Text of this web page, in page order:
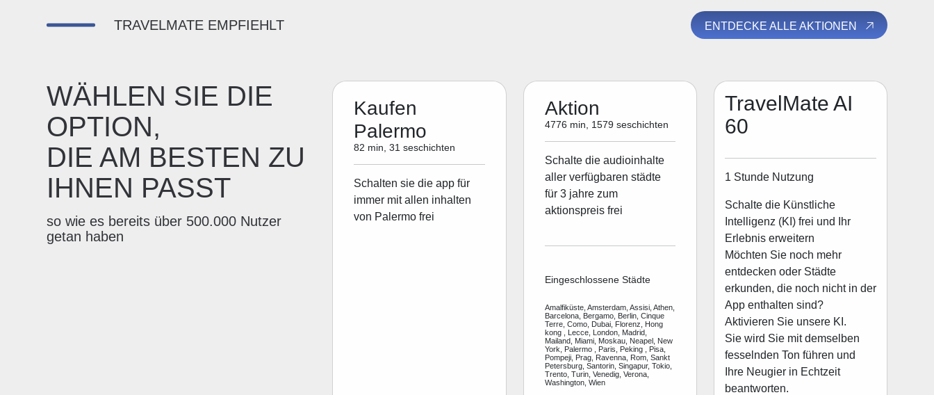
TRAVELMATE EMPFIEHLT ENTDECKE ALLE AKTIONEN
WÄHLEN SIE DIE
OPTION,
DIE AM BESTEN ZU
IHNEN PASST
so wie es bereits über 500.000 Nutzer
getan haben
Kaufen
Palermo
82 min, 31 seschichten
Schalten sie die app für
immer mit allen inhalten
von Palermo frei
Aktion
4776 min, 1579 seschichten
Schalte die audioinhalte
aller verfügbaren städte
für 3 jahre zum
aktionspreis frei
Eingeschlossene Städte
Amalfiküste, Amsterdam, Assisi, Athen,
Barcelona, Bergamo, Berlin, Cinque
Terre, Como, Dubai, Florenz, Hong
kong , Lecce, London, Madrid,
Mailand, Miami, Moskau, Neapel, New
York, Palermo , Paris, Peking , Pisa,
Pompeji, Prag, Ravenna, Rom, Sankt
Petersburg, Santorin, Singapur, Tokio,
Trento, Turin, Venedig, Verona,
Washington, Wien
TravelMate AI
60
1 Stunde Nutzung
Schalte die Künstliche
Intelligenz (KI) frei und Ihr
Erlebnis erweitern
Möchten Sie noch mehr
entdecken oder Städte
erkunden, die noch nicht in der
App enthalten sind?
Aktivieren Sie unsere KI.
Sie wird Sie mit demselben
fesselnden Ton führen und
Ihre Neugier in Echtzeit
beantworten.